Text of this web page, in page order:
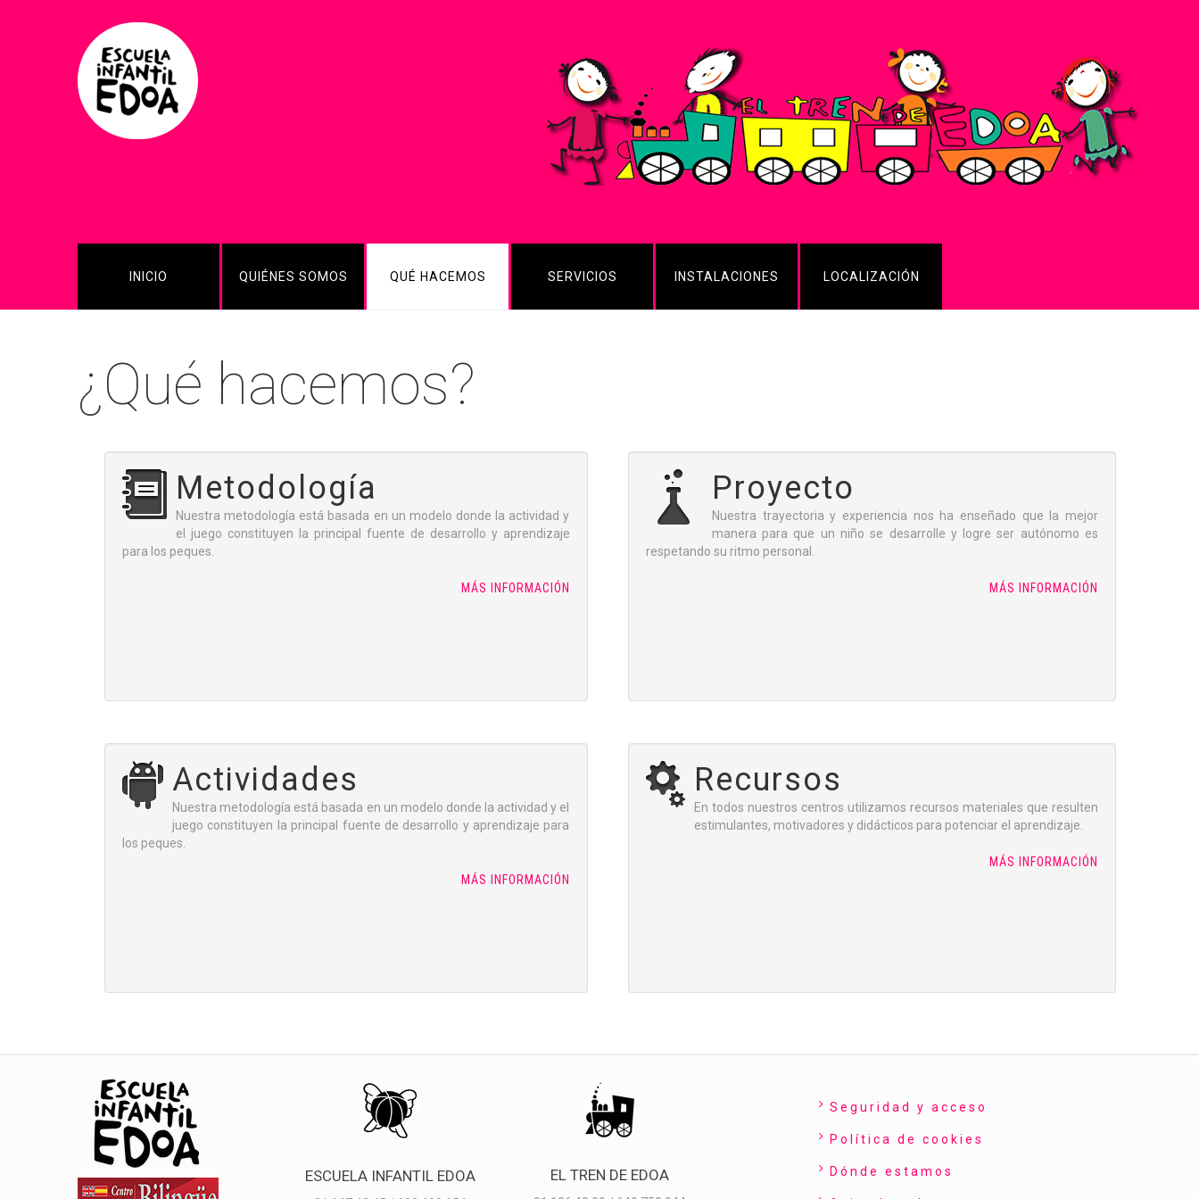
INICIO QUIÉNES SOMOS
QUÉ HACEMOS
QUÉ HACEMOS SERVICIOS INSTALACIONES LOCALIZACIÓN
¿Qué hacemos?
Metodología
Nuestra metodología está basada en un modelo donde la actividad y
el juego constituyen la principal fuente de desarrollo y aprendizaje
para los peques.
MÁS INFORMACIÓN
Proyecto
Nuestra trayectoria y experiencia nos ha enseñado que la mejor
manera para que un niño se desarrolle y logre ser autónomo es
respetando su ritmo personal.
MÁS INFORMACIÓN
Actividades
Nuestra metodología está basada en un modelo donde la actividad y el
juego constituyen la principal fuente de desarrollo y aprendizaje para
los peques.
MÁS INFORMACIÓN
Recursos
En todos nuestros centros utilizamos recursos materiales que resulten
estimulantes, motivadores y didácticos para potenciar el aprendizaje.
MÁS INFORMACIÓN
ESCUELA INFANTIL EDOA EL TREN DE EDOA
Seguridad y acceso
Política de cookies
Dónde estamos